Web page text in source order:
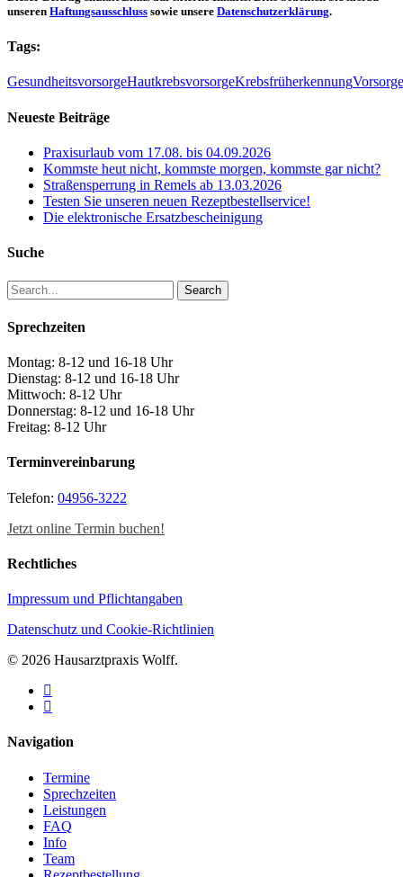
unseren Haftungsausschluss sowie unsere Datenschutzerklärung.
Tags:
GesundheitsvorsorgeHautkrebsvorsorgeKrebsfrüherkennungVorsorge
Neueste Beiträge
Praxisurlaub vom 17.08. bis 04.09.2026
Kommste heut nicht, kommste morgen, kommste gar nicht?
Straßensperrung in Remels ab 13.03.2026
Testen Sie unseren neuen Rezeptbestellservice!
Die elektronische Ersatzbescheinigung
Suche
Search
Sprechzeiten
Montag: 8-12 und 16-18 Uhr
Dienstag: 8-12 und 16-18 Uhr
Mittwoch: 8-12 Uhr
Donnerstag: 8-12 und 16-18 Uhr
Freitag: 8-12 Uhr
Terminvereinbarung
Telefon: 04956-3222
Jetzt online Termin buchen!
Rechtliches
Impressum und Pflichtangaben
Datenschutz und Cookie-Richtlinien
© 2026 Hausarztpraxis Wolff.
facebook
instagram
Close
Navigation
Termine
Sprechzeiten
Leistungen
FAQ
Info
Team